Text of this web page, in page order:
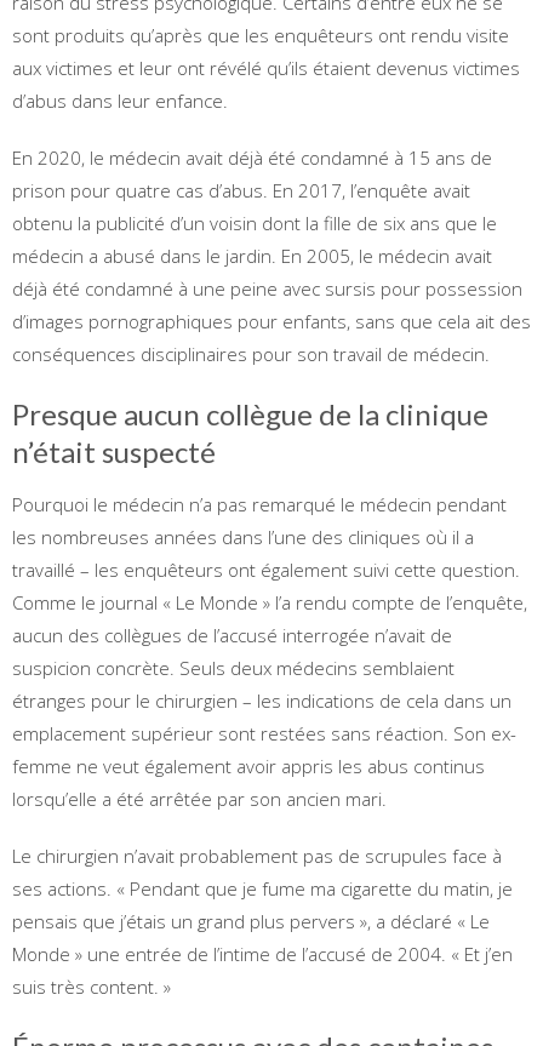
sont produits qu’après que les enquêteurs ont rendu visite
aux victimes et leur ont révélé qu’ils étaient devenus victimes
d’abus dans leur enfance.
En 2020, le médecin avait déjà été condamné à 15 ans de
prison pour quatre cas d’abus. En 2017, l’enquête avait
obtenu la publicité d’un voisin dont la fille de six ans que le
médecin a abusé dans le jardin. En 2005, le médecin avait
déjà été condamné à une peine avec sursis pour possession
d’images pornographiques pour enfants, sans que cela ait des
conséquences disciplinaires pour son travail de médecin.
Presque aucun collègue de la clinique
n’était suspecté
Pourquoi le médecin n’a pas remarqué le médecin pendant
les nombreuses années dans l’une des cliniques où il a
travaillé – les enquêteurs ont également suivi cette question.
Comme le journal « Le Monde » l’a rendu compte de l’enquête,
aucun des collègues de l’accusé interrogée n’avait de
suspicion concrète. Seuls deux médecins semblaient
étranges pour le chirurgien – les indications de cela dans un
emplacement supérieur sont restées sans réaction. Son ex-
femme ne veut également avoir appris les abus continus
lorsqu’elle a été arrêtée par son ancien mari.
Le chirurgien n’avait probablement pas de scrupules face à
ses actions. « Pendant que je fume ma cigarette du matin, je
pensais que j’étais un grand plus pervers », a déclaré « Le
Monde » une entrée de l’intime de l’accusé de 2004. « Et j’en
suis très content. »